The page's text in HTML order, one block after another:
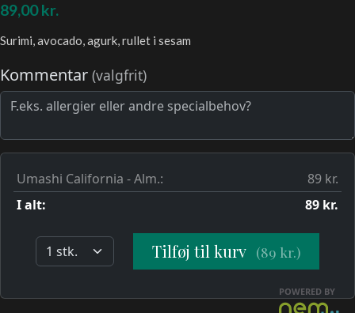
89,00kr.
Surimi, avocado, agurk, rullet i sesam